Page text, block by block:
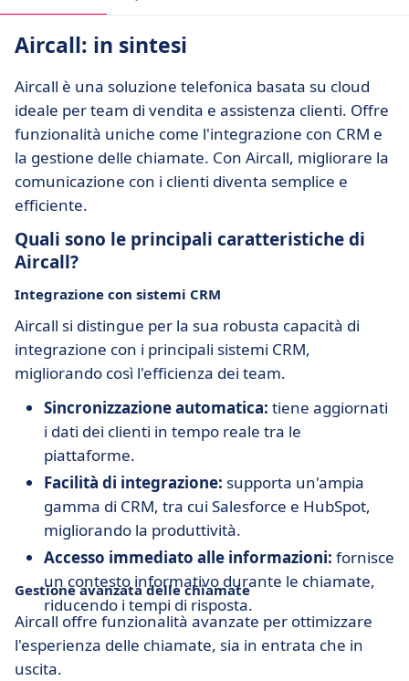
Aircall: in sintesi
Aircall è una soluzione telefonica basata su cloud
ideale per team di vendita e assistenza clienti. Offre
funzionalità uniche come l'integrazione con CRM e
la gestione delle chiamate. Con Aircall, migliorare la
comunicazione con i clienti diventa semplice e
efficiente.
Quali sono le principali caratteristiche di
Aircall?
Integrazione con sistemi CRM
Aircall si distingue per la sua robusta capacità di
integrazione con i principali sistemi CRM,
migliorando così l'efficienza dei team.
Sincronizzazione automatica: tiene aggiornati
i dati dei clienti in tempo reale tra le
piattaforme.
Facilità di integrazione: supporta un'ampia
gamma di CRM, tra cui Salesforce e HubSpot,
migliorando la produttività.
Accesso immediato alle informazioni: fornisce
un contesto informativo durante le chiamate,
riducendo i tempi di risposta.
Gestione avanzata delle chiamate
Aircall offre funzionalità avanzate per ottimizzare
l'esperienza delle chiamate, sia in entrata che in
uscita.